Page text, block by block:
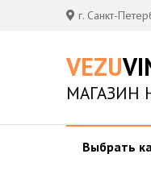
г. Санкт-
VEZU
МАГАЗИН
Выбрать